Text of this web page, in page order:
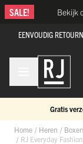
Ga naar de inhoud
SALE! Bekijk
EENVOUDIG
Gratis
Home / Heren /
/ RJ Everyday